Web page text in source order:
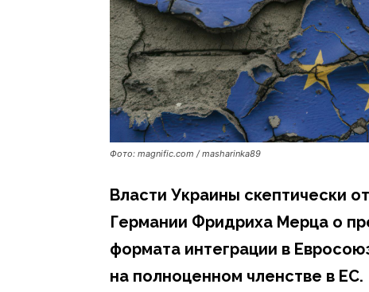
Фото: magnific.com / masharinka89
Власти Украины скептически
Германии Фридриха Мерца о
формата интеграции в
на полноценном членстве в ЕС.